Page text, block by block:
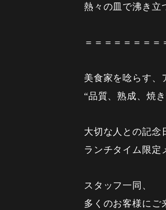
熱々の皿で沸き立
＝＝＝＝＝＝＝＝
美食家を唸らす、
“品質、熟成、焼
大切な人との記念
ランチタイム限定
スタッフ一同、
多くのお客様にご